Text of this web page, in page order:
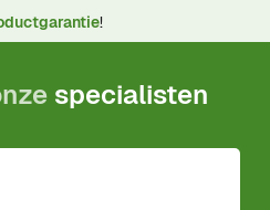
!
specialisten